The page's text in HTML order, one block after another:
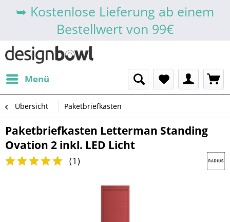
➥ Kostenlose Lieferung ab einem
Bestellwert von 99€
Menü
Übersicht Paketbriefkasten
Paketbriefkasten Letterman Standing
Ovation 2 inkl. LED Licht
(1)